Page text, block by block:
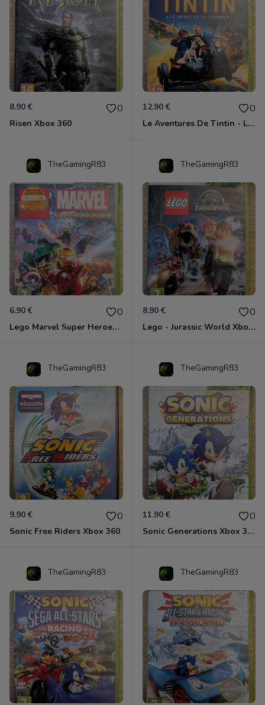
8.90 € 0
Risen Xbox 360
12.90 € 0
Le Aventures De Tintin - Le Secret De La Licorne Xbox 360
TheGamingR83
6.90 € 0
Lego Marvel Super Heroes Xbox 360
TheGamingR83
8.90 € 0
Lego - Jurassic World Xbox 360
TheGamingR83
9.90 € 0
Sonic Free Riders Xbox 360
TheGamingR83
11.90 € 0
Sonic Generations Xbox 360
TheGamingR83 TheGamingR83